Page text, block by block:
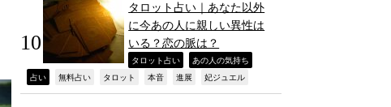
タロット占い｜あなた以外
に今あの人に親しい異性は
いる？恋の脈は？
タロット占い あの人の気持ち
占い 無料占い タロット 本音 進展 妃ジュエル